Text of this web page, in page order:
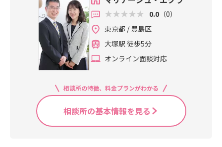
以外の場所では実際に登録している
会員様データをお見せ出来ないの
で、ご納得頂けましたら後日改めて
事務所にてご覧頂きます。詳しくは
公式ホームページをご覧下さい！ ht
e -eclat/entrylist.htmlお気軽にお問
い合わせ下さい！
0.0 （0）
東京都 / 豊島区
大塚駅 徒歩5分
オンライン面談対応
相談所の特徴、料金プランがわかる
相談所の基本情報を見る